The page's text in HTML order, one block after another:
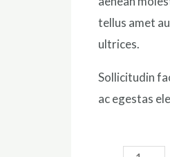
tellus amet
ultrices.
Sollicitudin
ac egestas